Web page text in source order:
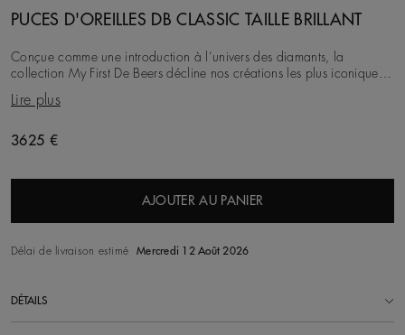
PUCES D'OREILLES DB CLASSIC TAILLE BRILLANT
Conçue comme une introduction à l’univers des diamants, la
collection My First De Beers décline nos créations les plus iconiques
Lire plus
Original price
3625 €
AJOUTER AU PANIER
Délai de livraison estimé Mercredi 12 Août 2026
DÉTAILS